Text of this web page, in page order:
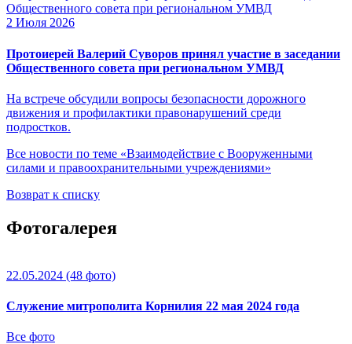
2 Июля 2026
Протоиерей Валерий Суворов принял участие в заседании
Общественного совета при региональном УМВД
На встрече обсудили вопросы безопасности дорожного
движения и профилактики правонарушений среди
подростков.
Все новости по теме «Взаимодействие с Вооруженными
силами и правоохранительными учреждениями»
Возврат к списку
Фотогалерея
22.05.2024 (48 фото)
Служение митрополита Корнилия 22 мая 2024 года
Все фото